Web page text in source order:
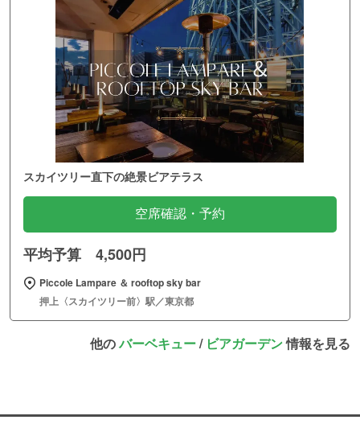
スカイツリー直下の絶景ビアテラス
空席確認・予約
平均予算 4,500円
Piccole Lampare ＆ rooftop sky bar
押上〈スカイツリー前〉駅／東京都
他のバーベキュー/ ビアガーデン情報を見る